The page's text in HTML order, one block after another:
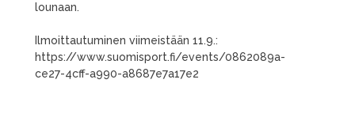
lounaan.
Ilmoittautuminen viimeistään 11.9.:
https://www.suomisport.fi/events/0862089a-
ce27-4cff-a990-a8687e7a17e2